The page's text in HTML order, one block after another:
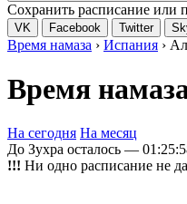
Сохранить расписание или
VK Facebook Twitter
Время намаза › Испания ›
Время
На сегодня На месяц
До Зухра осталось —
!!! Ни одно расписание не